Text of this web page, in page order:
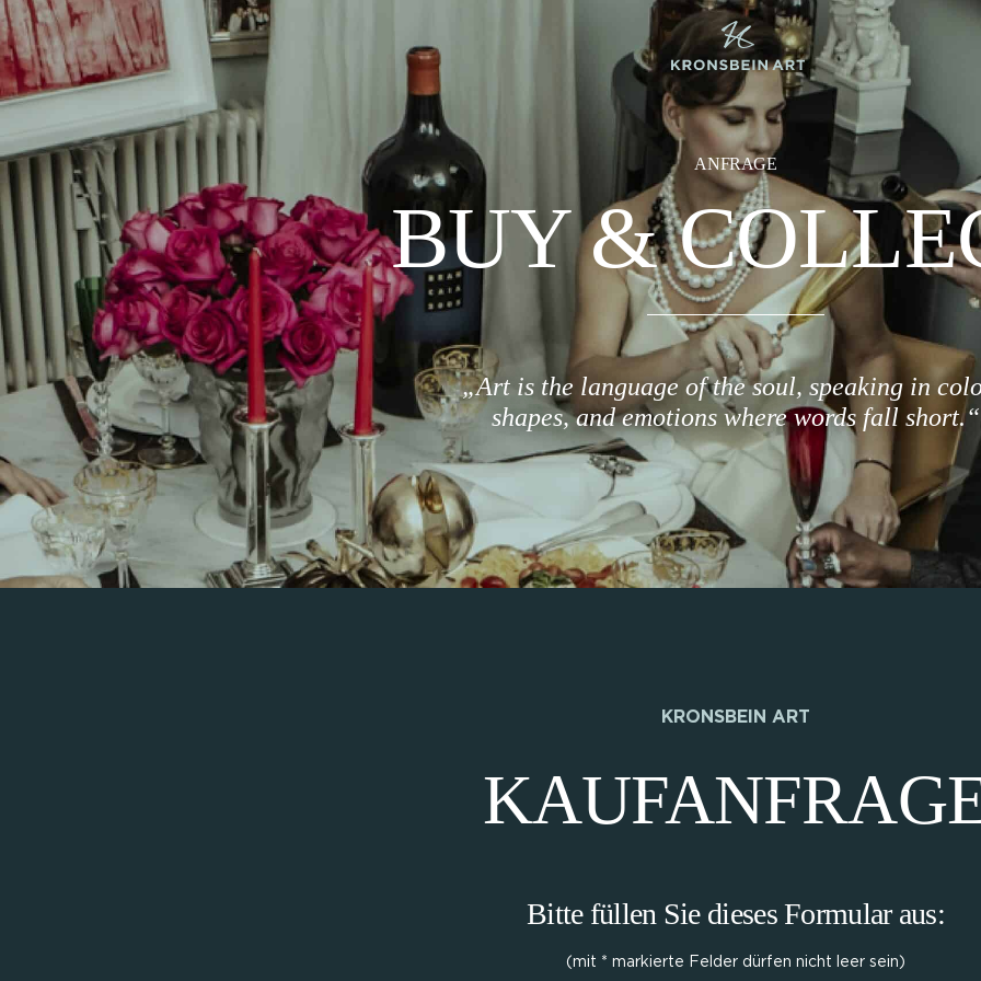
ANFRAGE
BUY &
„Art is the language of the soul, speaking in
shapes, and emotions where words fall short.“
KRONSBEIN ART
Bitte füllen Sie dieses Formular aus:
(mit * markierte Felder dürfen nicht leer sein)